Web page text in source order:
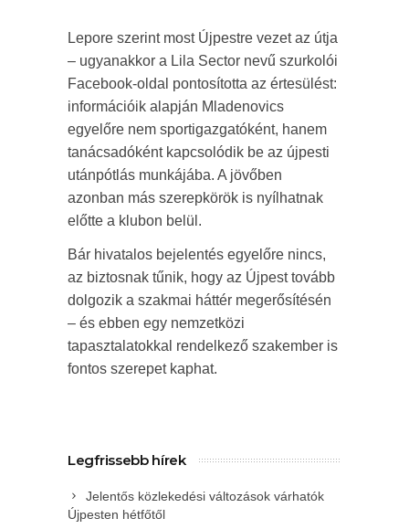
Lepore szerint most Újpestre vezet az útja
– ugyanakkor a Lila Sector nevű szurkolói
Facebook-oldal pontosította az értesülést:
információik alapján Mladenovics
egyelőre nem sportigazgatóként, hanem
tanácsadóként kapcsolódik be az újpesti
utánpótlás munkájába. A jövőben
azonban más szerepkörök is nyílhatnak
előtte a klubon belül.
Bár hivatalos bejelentés egyelőre nincs,
az biztosnak tűnik, hogy az Újpest tovább
dolgozik a szakmai háttér megerősítésén
– és ebben egy nemzetközi
tapasztalatokkal rendelkező szakember is
fontos szerepet kaphat.
Legfrissebb hírek
Jelentős közlekedési változások várhatók
Újpesten hétfőtől